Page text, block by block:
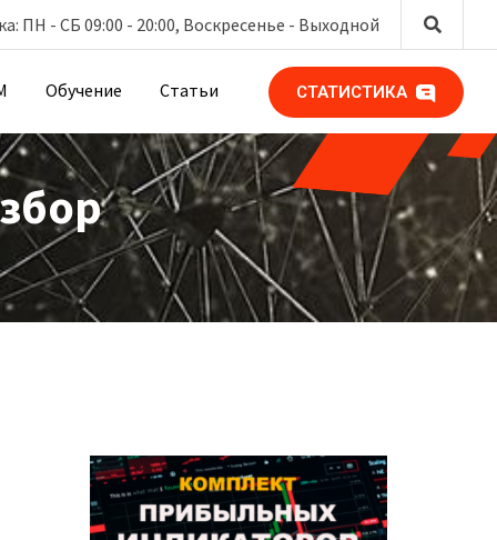
ПН - СБ 09:00 - 20:00, Воскресенье - Выходной
Обучение Статьи СТАТИСТИКА